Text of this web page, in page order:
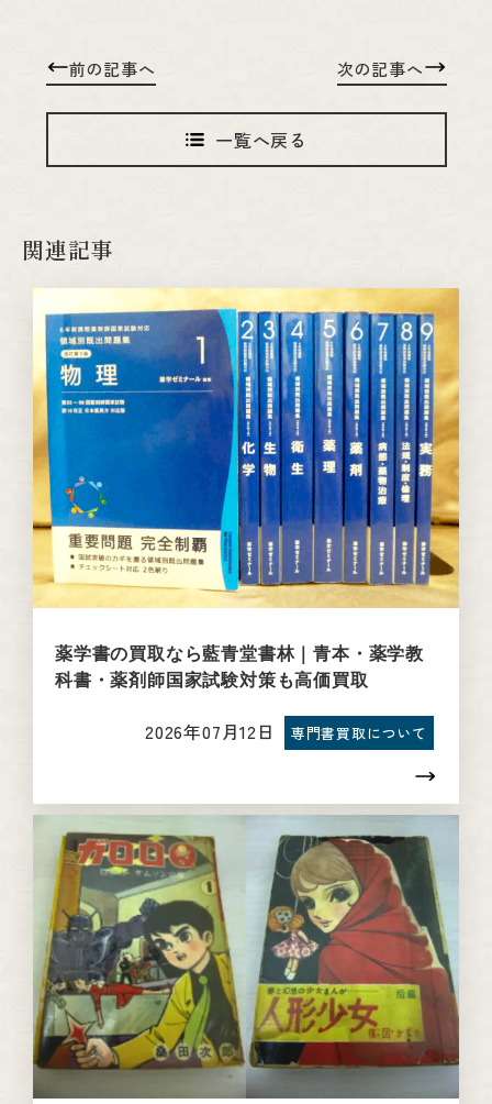
前の記事へ
一覧へ戻る
次の記事へ
関連記事
薬学書の買取なら藍青堂書林｜青本・薬学教
科書・薬剤師国家試験対策も高価買取
2026年07月12日 専門書買取について